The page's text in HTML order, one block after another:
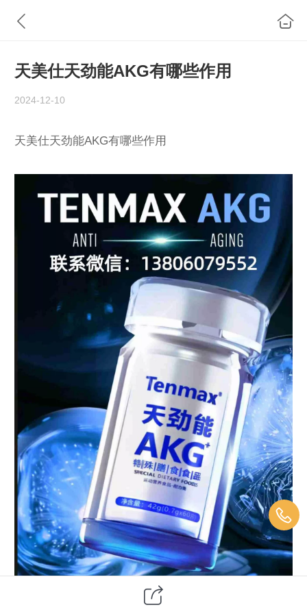
天美仕天劲能AKG有哪些作用
2024-12-10
天美仕天劲能AKG有哪些作用